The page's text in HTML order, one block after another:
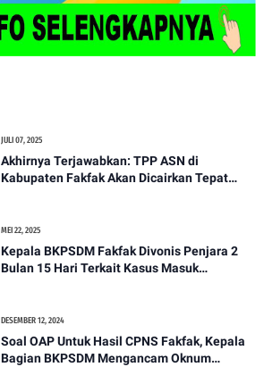
JULI 07, 2025
Akhirnya Terjawabkan: TPP ASN di
Kabupaten Fakfak Akan Dicairkan Tepat
MEI 22, 2025
Kepala BKPSDM Fakfak Divonis Penjara 2
Bulan 15 Hari Terkait Kasus Masuk
DESEMBER 12, 2024
Soal OAP Untuk Hasil CPNS Fakfak, Kepala
Bagian BKPSDM Mengancam Oknum